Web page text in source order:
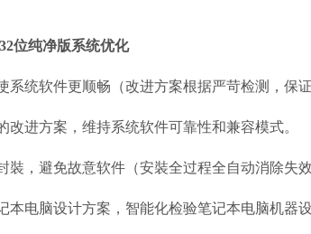
位纯净版系统优化
统软件更顺畅（改进方案根据严苛检测，保证
进方案，维持系统软件可靠性和兼容模式。
，避免故意软件（安裝全过程全自动消除失效
电脑设计方案，智能化检验笔记本电脑机器设